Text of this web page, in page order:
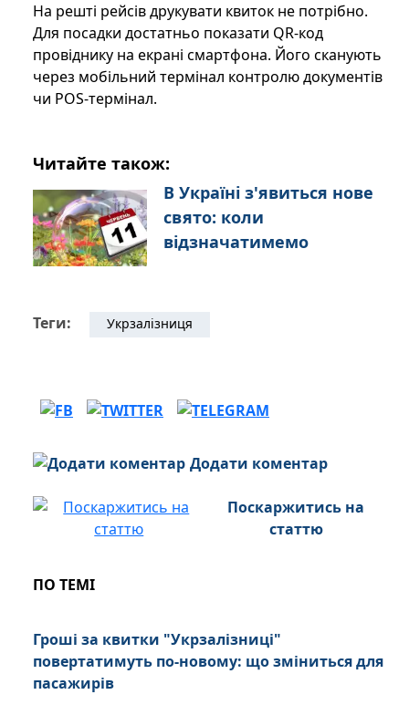
На решті рейсів друкувати квиток не потрібно.
Для посадки достатньо показати QR-код
провіднику на екрані смартфона. Його сканують
через мобільний термінал контролю документів
чи POS-термінал.
Читайте також:
В Україні з'явиться нове
свято: коли
відзначатимемо
Теги: Укрзалізниця
Додати коментар
Поскаржитись на
статтю
ПО ТЕМІ
Гроші за квитки "Укрзалізниці"
повертатимуть по-новому: що зміниться для
пасажирів